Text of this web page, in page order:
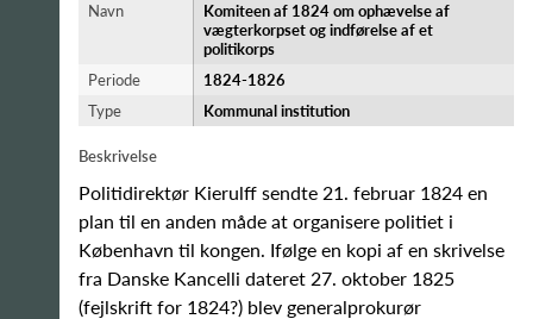
Navn
Komiteen af 1824 om ophævelse af
vægterkorpset og indførelse af et
politikorps
Periode
1824-​1826
Type
Kommunal institution
Beskrivelse
Politidirektør Kierulff sendte 21. februar 1824 en
plan til en anden måde at organisere politiet i
København til kongen. Ifølge en kopi af en skrivelse
fra Danske Kancelli dateret 27. oktober 1825
(fejlskrift for 1824?) blev generalprokurør